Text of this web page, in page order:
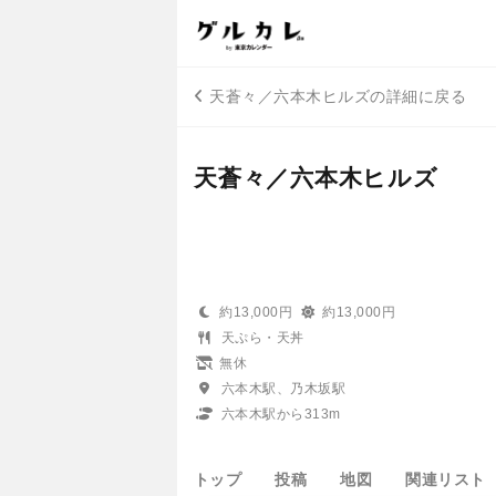
天蒼々／六本木ヒルズの詳細に戻る
天蒼々／六本木ヒルズ
約13,000円
約13,000円
天ぷら・天丼
無休
六本木駅、乃木坂駅
六本木駅から313m
トップ 投稿 地図 関連リスト